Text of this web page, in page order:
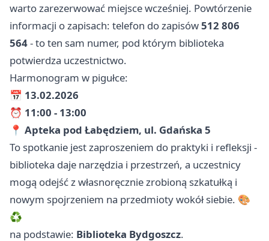
warto zarezerwować miejsce wcześniej. Powtórzenie
informacji o zapisach: telefon do zapisów512 806
564- to ten sam numer, pod którym biblioteka
potwierdza uczestnictwo.
Harmonogram w pigułce:
📅 13.02.2026
⏰ 11:00 - 13:00
📍 Apteka pod Łabędziem, ul. Gdańska 5
To spotkanie jest zaproszeniem do praktyki i refleksji -
biblioteka daje narzędzia i przestrzeń, a uczestnicy
mogą odejść z własnoręcznie zrobioną szkatułką i
nowym spojrzeniem na przedmioty wokół siebie. 🎨
♻️
na podstawie: Biblioteka Bydgoszcz.